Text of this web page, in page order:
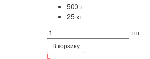
500 г
25 кг
шт
В корзину